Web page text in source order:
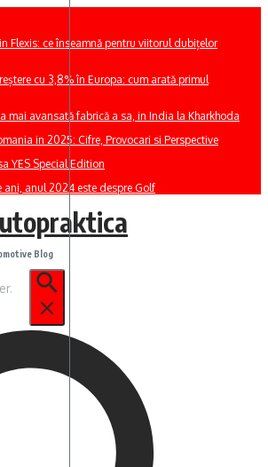
Flexis: ce înseamnă pentru viitorul dubițelor
cu 3,8% în Europa: cum arată primul
mai avansată fabrică a sa, in India la Kharkhoda
in 2025: Cifre, Provocari si Perspective
YES Special Edition
anul 2024 este despre Golf
Blog